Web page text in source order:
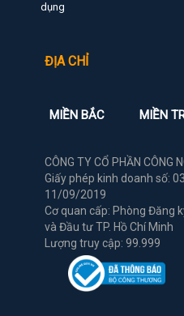
dụng
ĐỊA CHỈ
MIỀN BẮC MIỀN
CÔNG TY CỔ PHẦN CÔNG
Giấy phép kinh doanh số:
11/09/2019
Cơ quan cấp: Phòng Đăng
và Đầu tư TP. Hồ Chí Minh
Lượng truy cập: 99.999